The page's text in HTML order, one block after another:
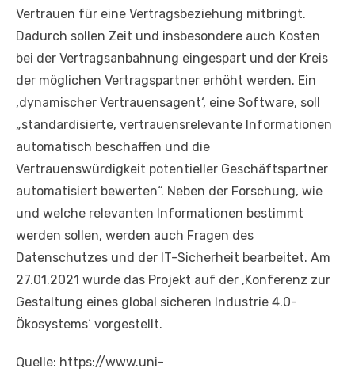
Vertrauen für eine Vertragsbeziehung mitbringt.
Dadurch sollen Zeit und insbesondere auch Kosten
bei der Vertragsanbahnung eingespart und der Kreis
der möglichen Vertragspartner erhöht werden. Ein
‚dynamischer Vertrauensagent‘, eine Software, soll
„standardisierte, vertrauensrelevante Informationen
automatisch beschaffen und die
Vertrauenswürdigkeit potentieller Geschäftspartner
automatisiert bewerten“. Neben der Forschung, wie
und welche relevanten Informationen bestimmt
werden sollen, werden auch Fragen des
Datenschutzes und der IT-Sicherheit bearbeitet. Am
27.01.2021 wurde das Projekt auf der ‚Konferenz zur
Gestaltung eines global sicheren Industrie 4.0-
Ökosystems‘ vorgestellt.
Quelle: https://www.uni-